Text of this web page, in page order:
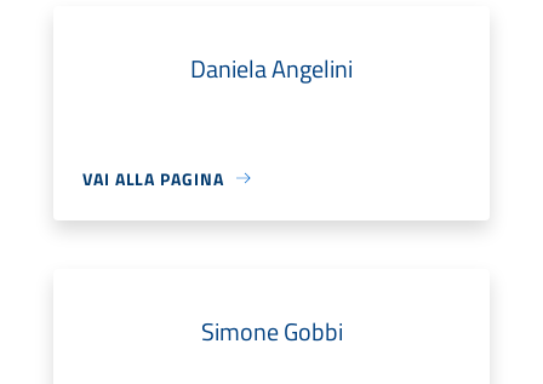
Daniela Angelini
VAI ALLA PAGINA
Simone Gobbi